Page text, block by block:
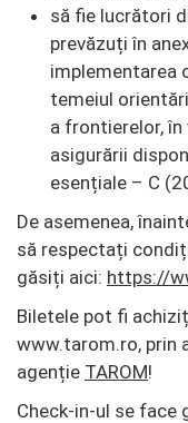
să fie lucrători
prevăzuți în
implementarea
temeiul
a frontierelor,
asigurării
esențiale – C
De asemenea,
să respectați
găsiți aici: https://
Biletele pot fi
www.tarom.ro, prin
agenție TAROM!
Check-in-ul se face